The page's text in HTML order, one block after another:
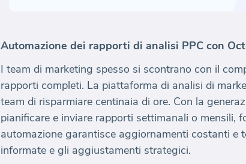
Automazione dei rapporti di analisi PPC con
I team di marketing spesso si scontrano con il
rapporti completi. La piattaforma di analisi di
team di risparmiare centinaia di ore. Con la
pianificare e inviare rapporti settimanali o mensili,
automazione garantisce aggiornamenti costanti e
informate e gli aggiustamenti strategici.